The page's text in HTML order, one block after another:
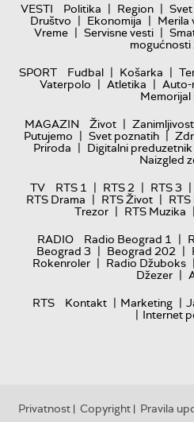
VESTI Politika | Region | Svet
Društvo | Ekonomija | Merila
Vreme | Servisne vesti |
SPORT
Fudbal | Košarka |
Vaterpolo | Atletika |
Memorijal
MAGAZIN
Život |
Putujemo | Svet poznatih |
Priroda | Digitalni preduzetnik
Naizgled
TV
RTS 1 | RTS 2 | RTS 3 |
RTS Drama | RTS Život | RTS
Trezor | RTS Muzika |
RADIO
Radio Beograd 1 |
Beograd 3 | Beograd 202 |
Rokenroler | Radio Džuboks |
Džezer |
RTS
Kontakt | Marketing |
| Internet
Privatnost| Copyright| Pravila